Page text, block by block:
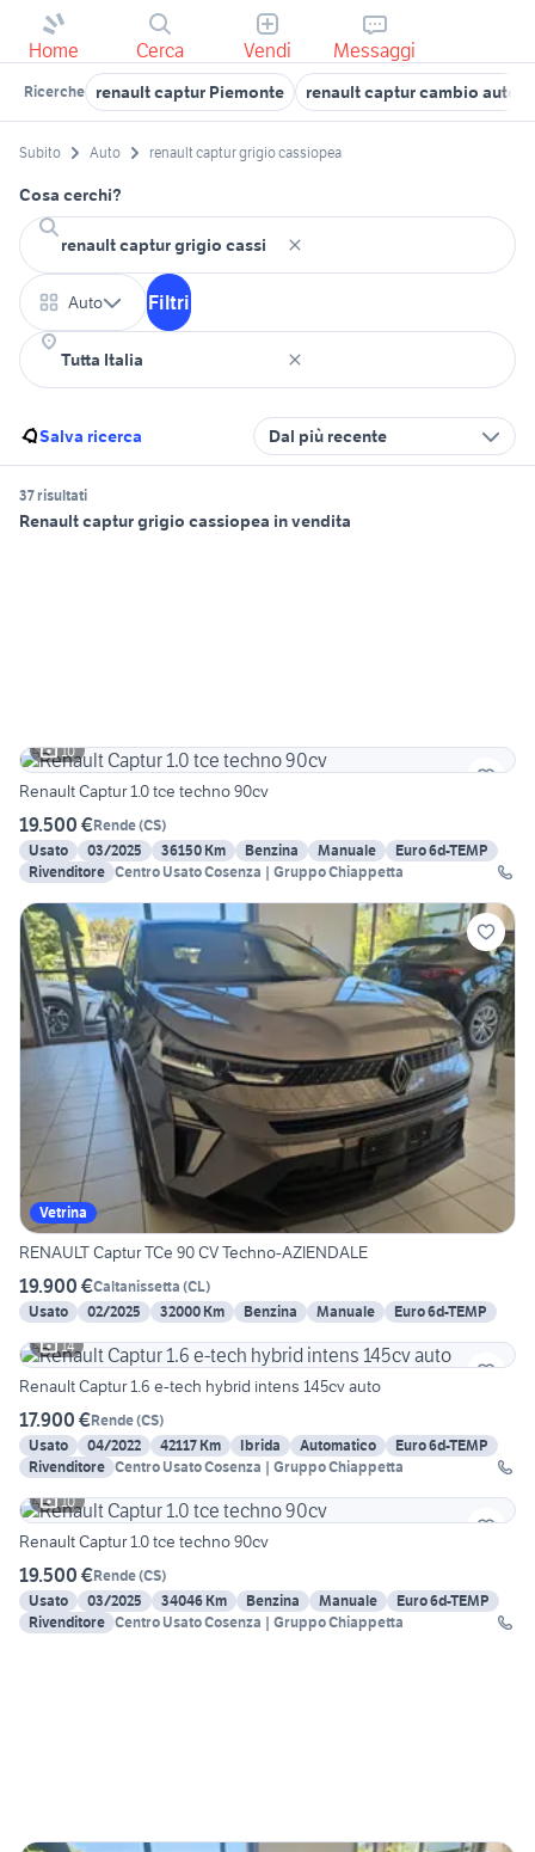
Home Cerca Vendi Messaggi
Ricerche renault captur Piemonte renault captur cambio
Subito Auto renault captur grigio cassiopea
Cosa cerchi?
Auto Filtri
Salva ricerca Dal più recente
37 risultati
Renault captur grigio cassiopea in vendita
10
Renault Captur 1.0 tce techno 90cv
19.500 €Rende(CS)
Usato
03/2025 36150 Km Benzina Manuale
Euro 6d-TEMP
Rivenditore Centro Usato Cosenza | Gruppo Chiappetta
Vetrina
RENAULT Captur TCe 90 CV Techno-AZIENDALE
19.900 €Caltanissetta (CL)
Usato
02/2025 32000 Km Benzina Manuale
Euro 6d-TEMP
14
Renault Captur 1.6 e-tech hybrid intens 145cv auto
17.900 €Rende(CS)
Usato
04/2022 42117 Km Ibrida Automatico
Euro 6d-TEMP
Rivenditore Centro Usato Cosenza | Gruppo Chiappetta
10
Renault Captur 1.0 tce techno 90cv
19.500 €Rende(CS)
Usato
03/2025 34046 Km Benzina Manuale
Euro 6d-TEMP
Rivenditore Centro Usato Cosenza | Gruppo Chiappetta